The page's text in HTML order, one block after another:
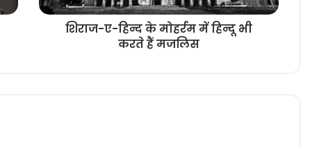
शिराज-ए-हिन्द के मोहर्रम में हिन्दू भी
करते हैं मजलिस